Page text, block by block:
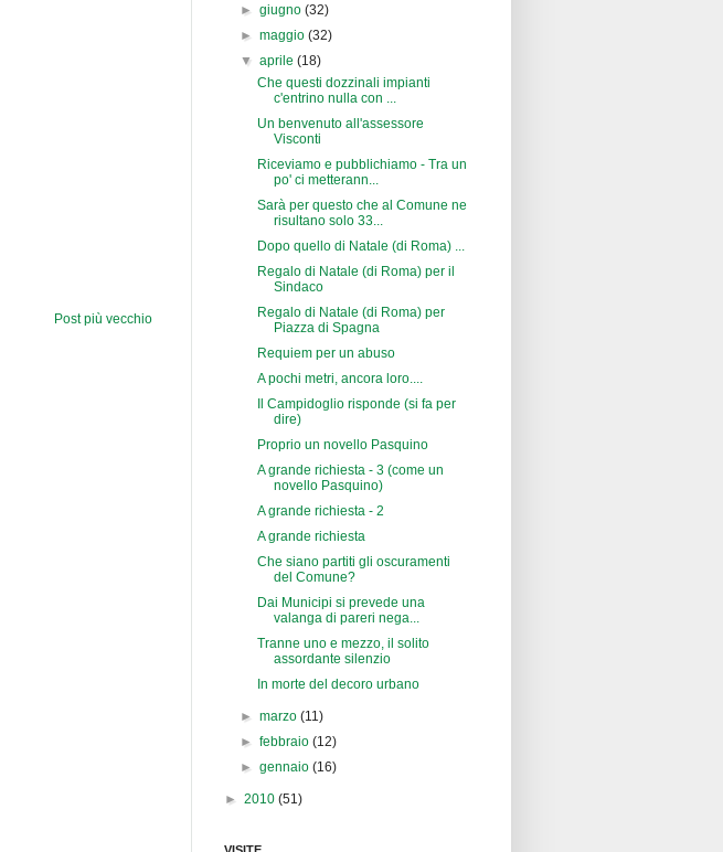
Post più vecchio
►giugno(32)
►maggio(32)
▼aprile(18)
Che questi dozzinali impianti
c'entrino nulla con ...
Un benvenuto all'assessore
Visconti
Riceviamo e pubblichiamo - Tra un
po' ci metterann...
Sarà per questo che al Comune ne
risultano solo 33...
Dopo quello di Natale (di Roma) ...
Regalo di Natale (di Roma) per il
Sindaco
Regalo di Natale (di Roma) per
Piazza di Spagna
Requiem per un abuso
A pochi metri, ancora loro....
Il Campidoglio risponde (si fa per
dire)
Proprio un novello Pasquino
A grande richiesta - 3 (come un
novello Pasquino)
A grande richiesta - 2
A grande richiesta
Che siano partiti gli oscuramenti
del Comune?
Dai Municipi si prevede una
valanga di pareri nega...
Tranne uno e mezzo, il solito
assordante silenzio
In morte del decoro urbano
►marzo(11)
►febbraio(12)
►gennaio(16)
► 2010 (51)